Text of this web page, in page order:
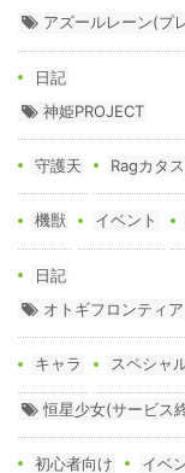
アズールレーン(プ
日記
神姫PROJECT
守護天 Ragカタ
機獣 イベント
日記
オトギフロンティア
キャラ スペシャ
恒星少女(サービス
初心者向け イベ